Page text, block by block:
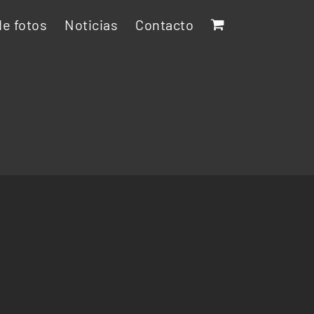
fotos Noticias Contacto